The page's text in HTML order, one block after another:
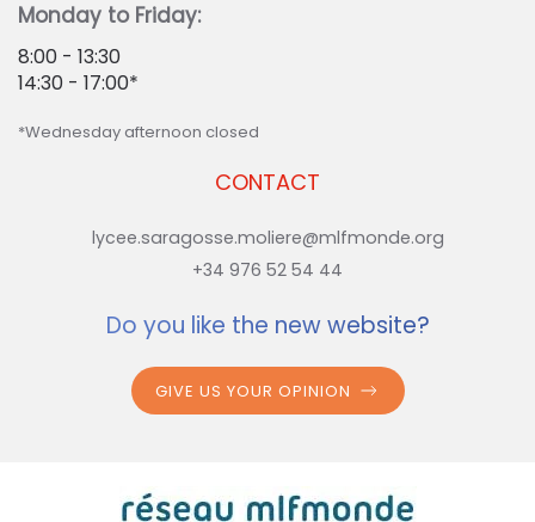
CONTACT
lycee.saragosse.moliere@mlfmonde.org
+34 976 52 54 44
Monday to Friday:
8:00 - 13:30
14:30 - 17:00*
*Wednesday afternoon closed
Do you like the new website?
GIVE US YOUR OPINION